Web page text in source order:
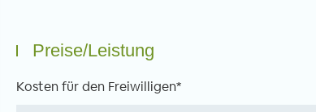
Preise/Leistung
Kosten für den Freiwilligen*